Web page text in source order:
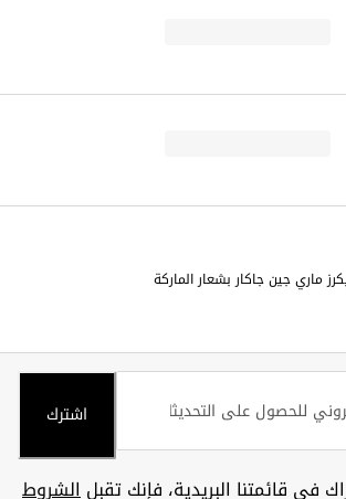
ماري جين جاكار بشعار الماركة
اشترك
في قائمتنا البريدية، فإنك تقبلالشروط